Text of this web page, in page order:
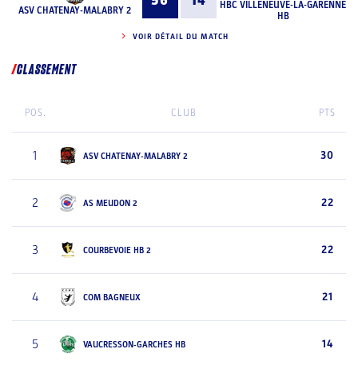
ASV CHATENAY-MALABRY 2
HBC VILLENEUVE-LA-GARENNE
HB
VOIR DÉTAIL DU MATCH
CLASSEMENT
POS. CLUB PTS
1 ASV CHATENAY-MALABRY 2 30
2 AS MEUDON 2 22
3 COURBEVOIE HB 2 22
4 COM BAGNEUX 21
5 VAUCRESSON-GARCHES HB 14